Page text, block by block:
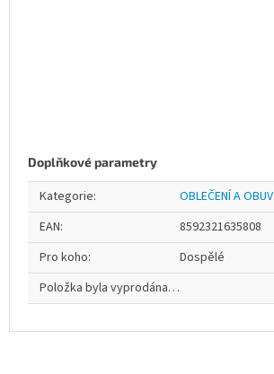
Doplňkové parametry
Kategorie:
OBLEČENÍ A OBUV
EAN:
8592321635808
Pro koho:
Dospělé
Položka byla vyprodána…